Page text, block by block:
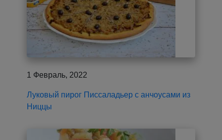
1 Февраль, 2022
Луковый пирог Писсаладьер с анчоусами из
Ниццы